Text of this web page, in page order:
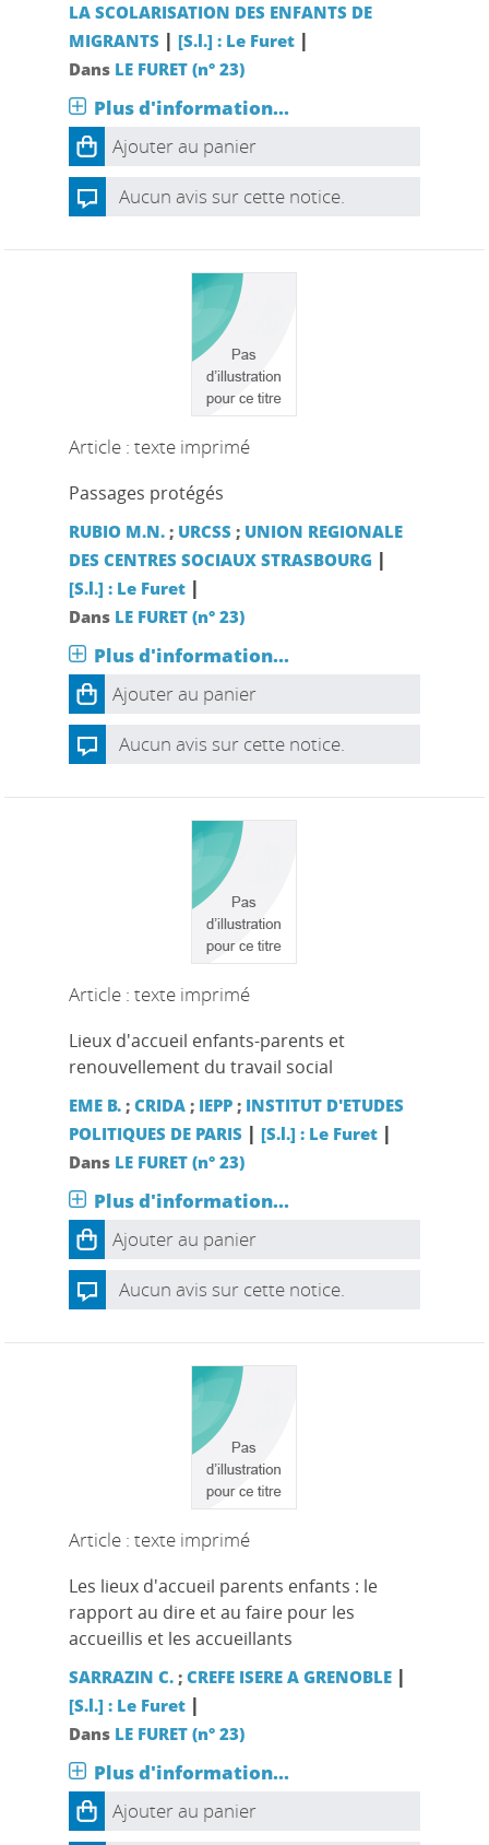
LA SCOLARISATION DES ENFANTS DE
MIGRANTS |[S.l.] : Le Furet |
Dans LE FURET (n° 23)
Plus d'information...
Ajouter au panier
Aucun avis sur cette notice.
Article : texte imprimé
Passages protégés
RUBIO M.N. ; URCSS ; UNION REGIONALE
DES CENTRES SOCIAUX STRASBOURG |
[S.l.] : Le Furet |
Dans LE FURET (n° 23)
Plus d'information...
Ajouter au panier
Aucun avis sur cette notice.
Article : texte imprimé
Lieux d'accueil enfants-parents et
renouvellement du travail social
EME B. ;CRIDA ; IEPP ; INSTITUT D'ETUDES
POLITIQUES DE PARIS |[S.l.] : Le Furet |
Dans LE FURET (n° 23)
Plus d'information...
Ajouter au panier
Aucun avis sur cette notice.
Article : texte imprimé
Les lieux d'accueil parents enfants : le
rapport au dire et au faire pour les
accueillis et les accueillants
SARRAZIN C. ;CREFE ISERE A GRENOBLE |
[S.l.] : Le Furet |
Dans LE FURET (n° 23)
Plus d'information...
Ajouter au panier